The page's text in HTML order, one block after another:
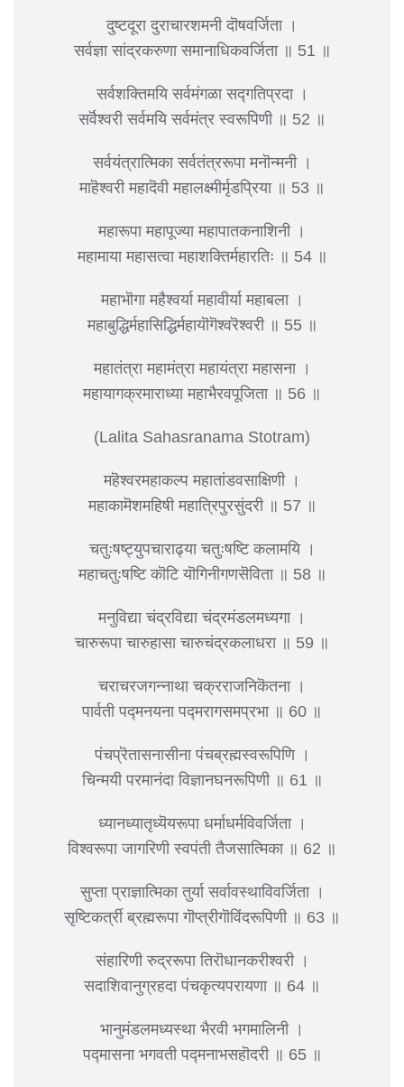
दुष्टदूरा दुराचारशमनी दॊषवर्जिता ।
सर्वज्ञा सांद्रकरुणा समानाधिकवर्जिता ॥ 51 ॥
सर्वशक्तिमयि सर्वमंगळा सद्गतिप्रदा ।
सर्वॆश्वरी सर्वमयि सर्वमंत्र स्वरूपिणी ॥ 52 ॥
सर्वयंत्रात्मिका सर्वतंत्ररूपा मनॊन्मनी ।
माहॆश्वरी महादॆवी महालक्ष्मीर्मृडप्रिया ॥ 53 ॥
महारूपा महापूज्या महापातकनाशिनी ।
महामाया महासत्वा महाशक्तिर्महारतिः ॥ 54 ॥
महाभॊगा महैश्वर्या महावीर्या महाबला ।
महाबुद्धिर्महासिद्धिर्महायॊगॆश्वरॆश्वरी ॥ 55 ॥
महातंत्रा महामंत्रा महायंत्रा महासना ।
महायागक्रमाराध्या महाभैरवपूजिता ॥ 56 ॥
(Lalita Sahasranama Stotram)
महॆश्वरमहाकल्प महातांडवसाक्षिणी ।
महाकामॆशमहिषी महात्रिपुरसुंदरी ॥ 57 ॥
चतुःषष्ट्युपचाराढ्या चतुःषष्टि कलामयि ।
महाचतुःषष्टि कॊटि यॊगिनीगणसॆविता ॥ 58 ॥
मनुविद्या चंद्रविद्या चंद्रमंडलमध्यगा ।
चारुरूपा चारुहासा चारुचंद्रकलाधरा ॥ 59 ॥
चराचरजगन्नाथा चक्रराजनिकॆतना ।
पार्वती पद्मनयना पद्मरागसमप्रभा ॥ 60 ॥
पंचप्रॆतासनासीना पंचब्रह्मस्वरूपिणि ।
चिन्मयी परमानंदा विज्ञानघनरूपिणी ॥ 61 ॥
ध्यानध्यातृध्यॆयरूपा धर्माधर्मविवर्जिता ।
विश्वरूपा जागरिणी स्वपंती तैजसात्मिका ॥ 62 ॥
सुप्ता प्राज्ञात्मिका तुर्या सर्वावस्थाविवर्जिता ।
सृष्टिकर्त्री ब्रह्मरूपा गॊप्त्रीगॊविंदरूपिणी ॥ 63 ॥
संहारिणी रुद्ररूपा तिरॊधानकरीश्वरी ।
सदाशिवानुग्रहदा पंचकृत्यपरायणा ॥ 64 ॥
भानुमंडलमध्यस्था भैरवी भगमालिनी ।
पद्मासना भगवती पद्मनाभसहॊदरी ॥ 65 ॥